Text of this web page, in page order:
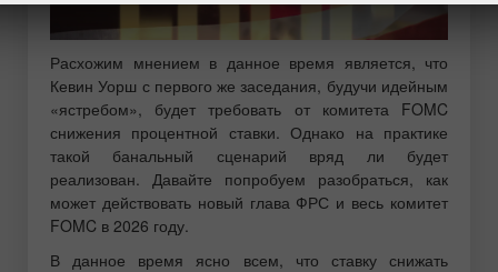
Расхожим мнением в данное время является, что
Кевин Уорш с первого же заседания, будучи идейным
«ястребом», будет требовать от комитета FOMC
снижения процентной ставки. Однако на практике
такой банальный сценарий вряд ли будет
реализован. Давайте попробуем разобраться, как
может действовать новый глава ФРС и весь комитет
FOMC в 2026 году.
В данное время ясно всем, что ставку снижать